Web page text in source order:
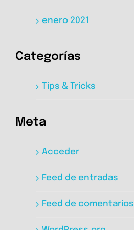
enero 2021
Categorías
Tips & Tricks
Meta
Acceder
Feed de entradas
Feed de comentarios